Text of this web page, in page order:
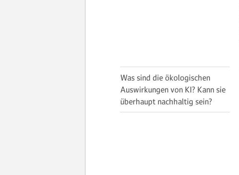
Was sind die ökologischen
Auswirkungen von KI? Kann sie
überhaupt nachhaltig sein?